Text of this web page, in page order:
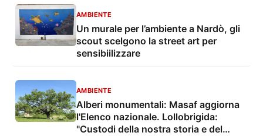
AMBIENTE
Un murale per l’ambiente a Nardò, gli
scout scelgono la street art per
sensibiilizzare
AMBIENTE
Alberi monumentali: Masaf aggiorna
l'Elenco nazionale. Lollobrigida:
"Custodi della nostra storia e del